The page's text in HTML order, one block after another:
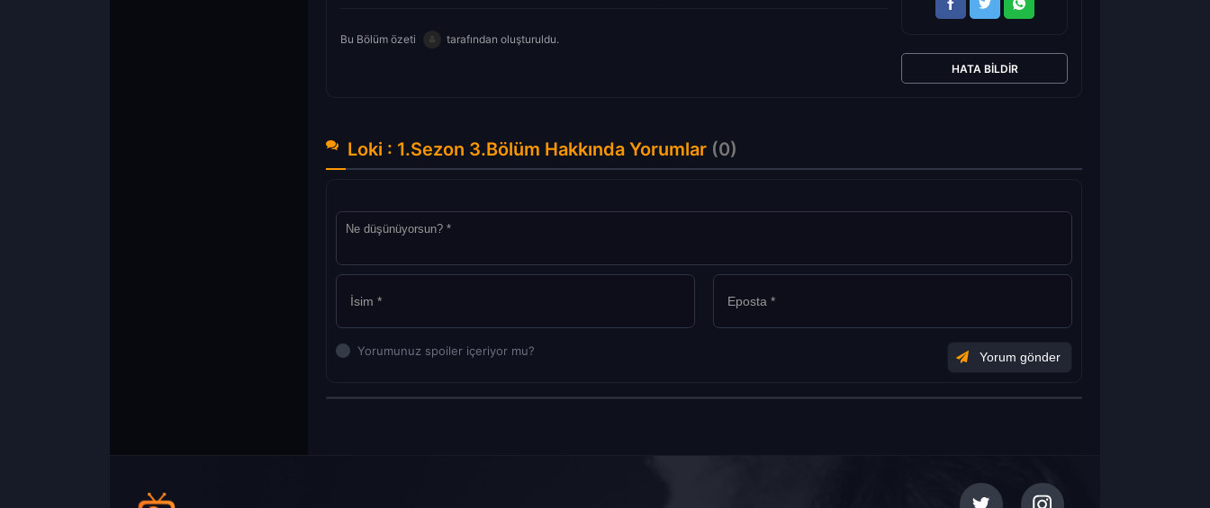
Bu Bölüm özeti tarafından oluşturuldu.
HATA BILDIR
Loki : 1.Sezon 3.Bölüm Hakkında Yorumlar (0)
Yorumunuz spoiler içeriyor mu?